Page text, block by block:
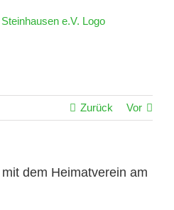
Zurück Vor
dem Heimatverein am